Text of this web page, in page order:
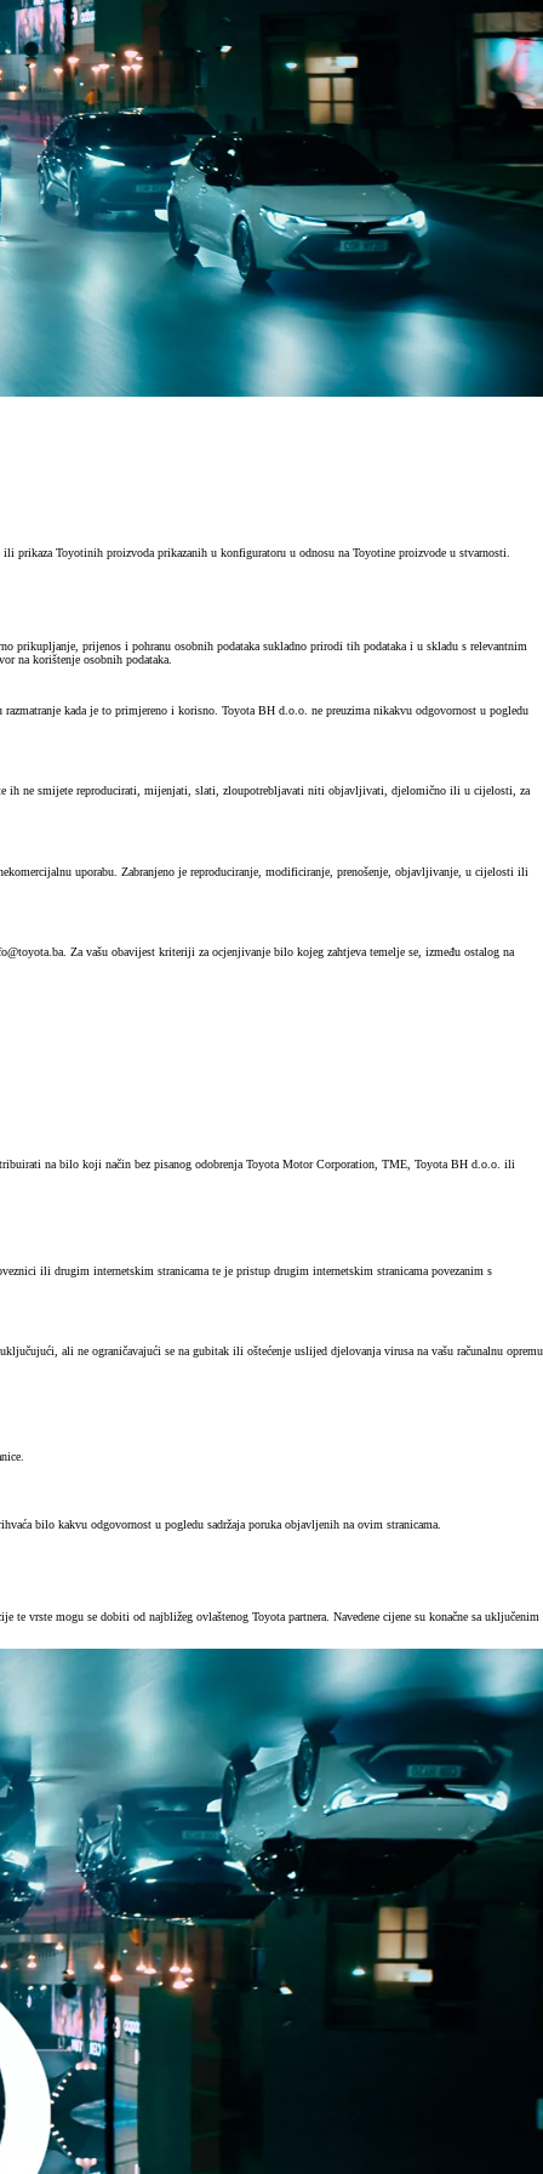
Toyotinih proizvoda prikazanih u konfiguratoru u odnosu na Toyotine proizvode u stvarnosti.
prikupljanje, prijenos i pohranu osobnih podataka sukladno prirodi tih podataka i u skladu s relevantnim
na korištenje osobnih podataka.
kada je to primjereno i korisno. Toyota BH d.o.o. ne preuzima nikakvu odgovornost u pogledu
te ih ne smijete reproducirati, mijenjati, slati, zloupotrebljavati niti objavljivati, djelomično ili u cijelosti, za
uporabu. Zabranjeno je reproduciranje, modificiranje, prenošenje, objavljivanje, u cijelosti ili
Za vašu obavijest kriteriji za ocjenjivanje bilo kojeg zahtjeva temelje se, između ostalog na
na bilo koji način bez pisanog odobrenja Toyota Motor Corporation, TME, Toyota BH d.o.o. ili
ili drugim internetskim stranicama te je pristup drugim internetskim stranicama povezanim s
ali ne ograničavajući se na gubitak ili oštećenje uslijed djelovanja virusa na vašu računalnu opremu
bilo kakvu odgovornost u pogledu sadržaja poruka objavljenih na ovim stranicama.
vrste mogu se dobiti od najbližeg ovlaštenog Toyota partnera. Navedene cijene su konačne sa uključenim